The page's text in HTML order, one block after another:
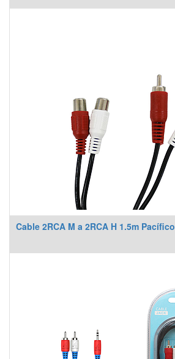
Cable 2RCA M a 2RCA H 1.5m Pacífico